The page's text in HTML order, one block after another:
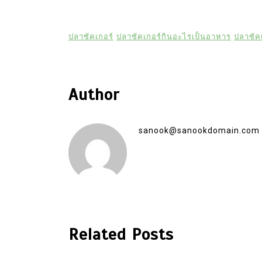
ปลาซัคเกอร์ ปลาซัคเกอร์กินอะไรเป็นอาหาร ปลาซัค
Author
sanook@sanookdomain.com
Related Posts